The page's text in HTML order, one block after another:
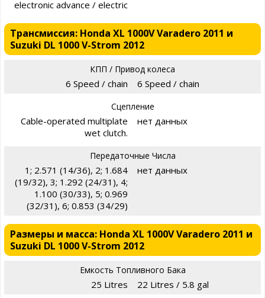
electronic advance / electric
Трансмиссия: Honda XL 1000V Varadero 2011 и
Suzuki DL 1000 V-Strom 2012
КПП / Привод колеса
6 Speed / chain 6 Speed / chain
Сцепление
Cable-operated multiplate
wet clutch.
нет данных
Передаточные Числа
1; 2.571 (14/36), 2; 1.684
(19/32), 3; 1.292 (24/31), 4;
1.100 (30/33), 5; 0.969
(32/31), 6; 0.853 (34/29)
нет данных
Размеры и масса: Honda XL 1000V Varadero 2011 и
Suzuki DL 1000 V-Strom 2012
Емкость Топливного Бака
25 Litres 22 Litres / 5.8 gal